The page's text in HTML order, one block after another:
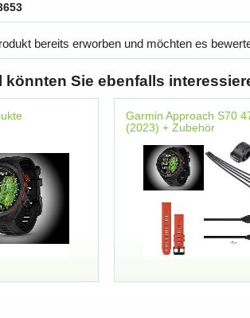
bereits erworben und möchten es
könnten Sie ebenfalls
Garmin Approach S70
(2023) + Zubehör